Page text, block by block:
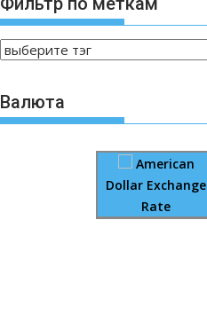
Валюта
American
Dollar Exchange
Rate